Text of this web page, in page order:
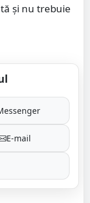
și nu trebuie
E-mail